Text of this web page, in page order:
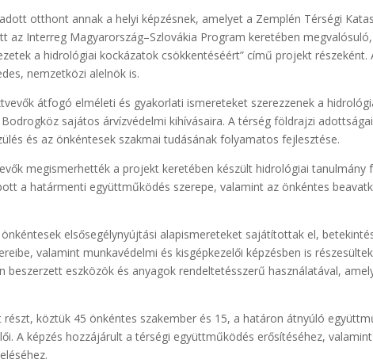
otthont annak a helyi képzésnek, amelyet a Zemplén Térségi
az Interreg Magyarország–Szlovákia Program keretében megvalósuló,
a hidrológiai kockázatok csökkentéséért” című projekt részeként.
nemzetközi alelnök is.
átfogó elméleti és gyakorlati ismereteket szerezzenek a
sajátos árvízvédelmi kihívásaira. A térség földrajzi
és az önkéntesek szakmai tudásának folyamatos fejlesztése.
megismerhették a projekt keretében készült hidrológiai tanulmány
a határmenti együttműködés szerepe, valamint az önkéntes
elsősegélynyújtási alapismereteket sajátítottak el,
valamint munkavédelmi és kisgépkezelői képzésben is
beszerzett eszközök és anyagok rendeltetésszerű használatával,
köztük 45 önkéntes szakember és 15, a határon átnyúló
A képzés hozzájárult a térségi együttműködés erősítéséhez,